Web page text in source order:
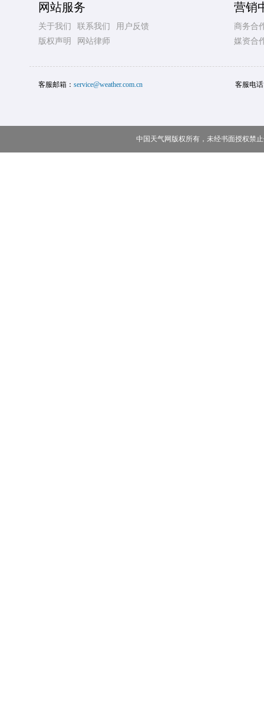
网站服务
关于我们 联系我们
用户反馈
版权声明
网站律师
营销
商务合
媒资合
客服邮箱： service@weather.com.cn 客服电
中国天气网版权所有，未经书面授权